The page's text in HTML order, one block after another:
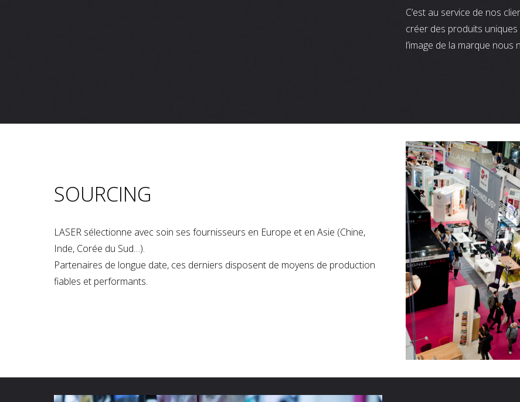
C’est au service de nos
créer des produits
l’image de la marque
SOURCING
LASER sélectionne avec soin ses fournisseurs en Europe et en Asie (Chine,
Inde, Corée du Sud…).
Partenaires de longue date, ces derniers disposent de moyens de production
fiables et performants.